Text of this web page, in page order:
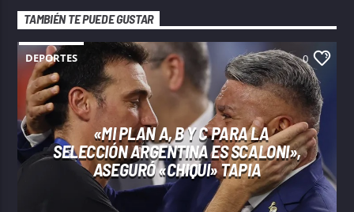
TAMBIÉN TE PUEDE GUSTAR
DEPORTES 0
«MI PLAN A, B Y C PARA LA
SELECCIÓN ARGENTINA ES SCALONI»,
ASEGURÓ «CHIQUI» TAPIA